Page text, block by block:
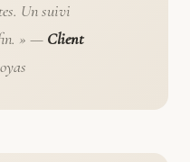
Un suivi
» — Client